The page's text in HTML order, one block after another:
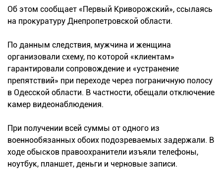
Об этом сообщает «Первый Криворожский», ссылаясь
на прокуратуру Днепропетровской области.
По данным следствия, мужчина и женщина
организовали схему, по которой «клиентам»
гарантировали сопровождение и «устранение
препятствий» при переходе через пограничную полосу
в Одесской области. В частности, обещали отключение
камер видеонаблюдения.
При получении всей суммы от одного из
военнообязанных обоих подозреваемых задержали. В
ходе обысков правоохранители изъяли телефоны,
ноутбук, планшет, деньги и черновые записи.